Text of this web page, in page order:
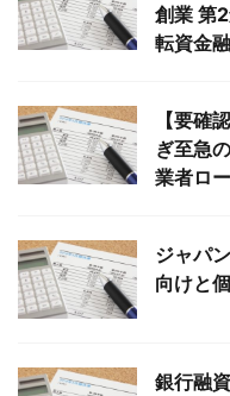
創業 第
転資金
【要確
ぎ至急
業者ロ
ジャパ
向けと
銀行融